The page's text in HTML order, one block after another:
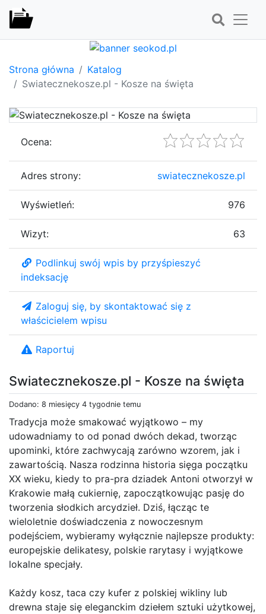
Strona główna
Katalog
Swiatecznekosze.pl - Kosze na święta
Swiatecznekosze.pl - Kosze na święta
Dodano: 8 miesięcy 4 tygodnie temu
Tradycja może smakować wyjątkowo – my
udowadniamy to od ponad dwóch dekad, tworząc
upominki, które zachwycają zarówno wzorem, jak i
zawartością. Nasza rodzinna historia sięga początku
XX wieku, kiedy to pra-pra dziadek Antoni otworzył w
Krakowie małą cukiernię, zapoczątkowując pasję do
tworzenia słodkich arcydzieł. Dziś, łącząc te
wieloletnie doświadczenia z nowoczesnym
podejściem, wybieramy wyłącznie najlepsze produkty:
europejskie delikatesy, polskie rarytasy i wyjątkowe
lokalne specjały.
Każdy kosz, taca czy kufer z polskiej wikliny lub
drewna staje się eleganckim dziełem sztuki użytkowej,
Ocena:
Adres strony: swiatecznekosze.pl
Wyświetleń: 976
Wizyt: 63
Podlinkuj swój wpis by przyśpieszyć
indeksację
Zaloguj się, by skontaktować się z
właścicielem wpisu
Raportuj